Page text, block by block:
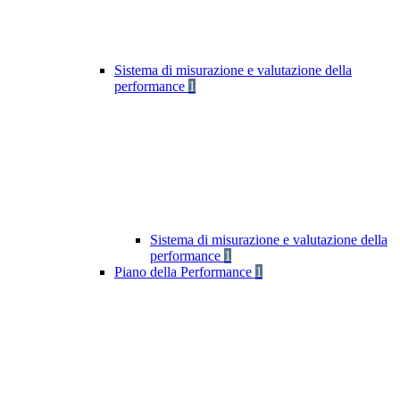
Sistema di misurazione e valutazione della
performance 1
Sistema di misurazione e valutazione della
performance 1
Piano della Performance 1